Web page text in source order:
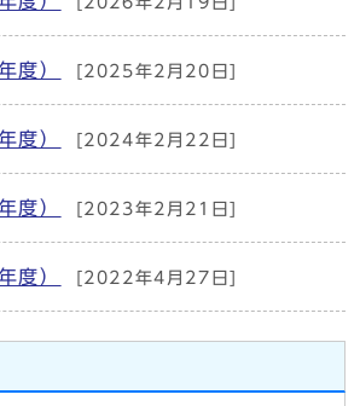
度） [2025年2月20日]
度） [2024年2月22日]
度） [2023年2月21日]
度） [2022年4月27日]